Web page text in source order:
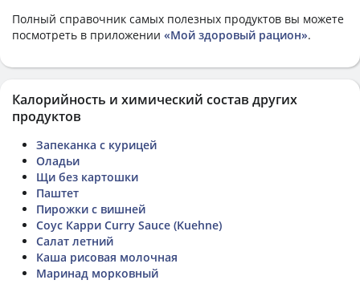
Полный справочник самых полезных продуктов вы можете
посмотреть в приложении «Мой здоровый рацион».
Калорийность и химический состав других
продуктов
Запеканка с курицей
Оладьи
Щи без картошки
Паштет
Пирожки с вишней
Соус Карри Curry Sauce (Kuehne)
Салат летний
Каша рисовая молочная
Маринад морковный